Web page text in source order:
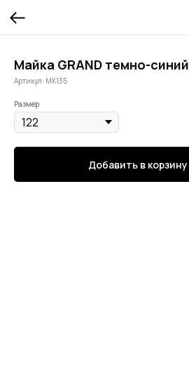
Майка GRAND темно-синий
Артикул: MK135
Размер
Добавить в корзину